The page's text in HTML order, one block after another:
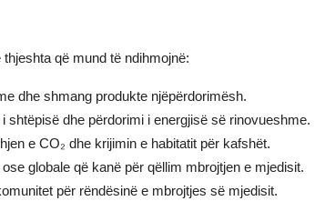
që mund të ndihmojnë:
dhe shmang produkte njëpërdorimësh.
shtëpisë dhe përdorimi i energjisë së rinovueshme.
e CO₂ dhe krijimin e habitatit për kafshët.
globale që kanë për qëllim mbrojtjen e mjedisit.
për rëndësinë e mbrojtjes së mjedisit.